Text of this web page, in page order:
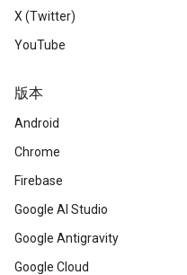
X (Twitter)
YouTube
版本
Android
Chrome
Firebase
Google AI Studio
Google Antigravity
Google Cloud